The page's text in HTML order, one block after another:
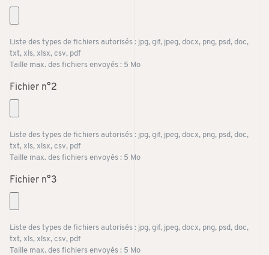
Liste des types de fichiers autorisés : jpg, gif, jpeg, docx, png, psd, doc,
txt, xls, xlsx, csv, pdf
Taille max. des fichiers envoyés : 5 Mo
Fichier n°2
Liste des types de fichiers autorisés : jpg, gif, jpeg, docx, png, psd, doc,
txt, xls, xlsx, csv, pdf
Taille max. des fichiers envoyés : 5 Mo
Fichier n°3
Liste des types de fichiers autorisés : jpg, gif, jpeg, docx, png, psd, doc,
txt, xls, xlsx, csv, pdf
Taille max. des fichiers envoyés : 5 Mo